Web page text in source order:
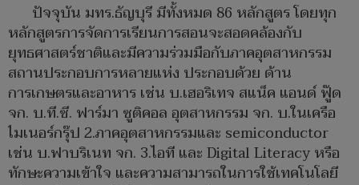
ปัจจุบัน มทร.ธัญบุรี มีทั้งหมด 86 หลักสูตร โดยทุก
หลักสูตรการจัดการเรียนการสอนจะสอดคล้องกับ
ยุทธศาสตร์ชาติและมีความร่วมมือกับภาคอุตสาหกรรม
สถานประกอบการหลายแห่ง ประกอบด้วย ด้าน
การเกษตรและอาหาร เช่น บ.เฮอริเทจ สแน็ค แอนด์ ฟู๊ด
จก. บ.ที.ซี. ฟาร์มา ซูติคอล อุตสาหกรรม จก. บ.ในเครือ
ไมเนอร์กรุ๊ป 2.ภาคอุตสาหกรรมและ semiconductor
เช่น บ.ฟาบริเนท จก. 3.ไอที และ Digital Literacy หรือ
ทักษะความเข้าใจ และความสามารถในการใช้เทคโนโลยี